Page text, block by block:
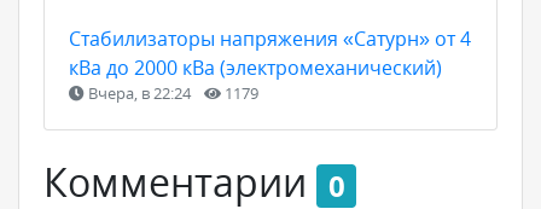
Стабилизаторы напряжения «Сатурн» от 4
кВа до 2000 кВа (электромеханический)
Вчера, в 22:24 1179
Комментарии 0